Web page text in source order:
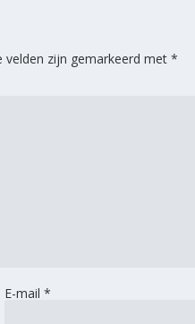
velden zijn gemarkeerd met*
E-mail *